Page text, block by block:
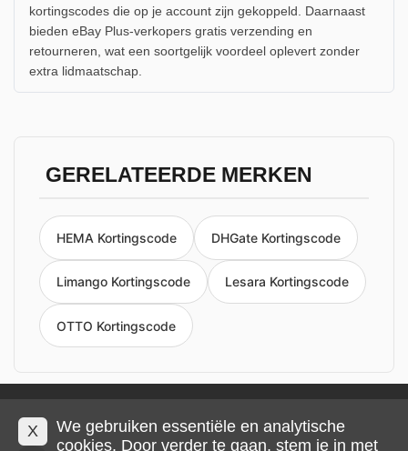
kortingscodes die op je account zijn gekoppeld. Daarnaast
bieden eBay Plus-verkopers gratis verzending en
retourneren, wat een soortgelijk voordeel oplevert zonder
extra lidmaatschap.
GERELATEERDE MERKEN
HEMA Kortingscode DHGate Kortingscode
Limango Kortingscode Lesara Kortingscode
OTTO Kortingscode
Privacy en cookies Impressum Algemene voorwaarden
X
We gebruiken essentiële en analytische
cookies. Door verder te gaan, stem je in met